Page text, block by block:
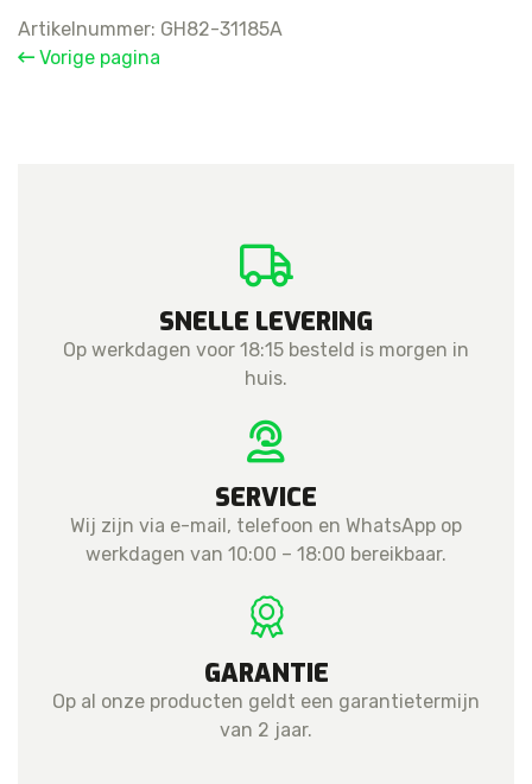
Artikelnummer: GH82-31185A
Vorige pagina
SNELLE LEVERING
Op werkdagen voor 18:15 besteld is morgen in
huis.
SERVICE
Wij zijn via e-mail, telefoon en WhatsApp op
werkdagen van 10:00 – 18:00 bereikbaar.
GARANTIE
Op al onze producten geldt een garantietermijn
van 2 jaar.